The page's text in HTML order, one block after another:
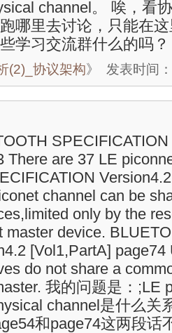
channel。 唉，看
哪里去讨论，只能在
学习交流群什么的吗？
(2)_协议架构》 发表时间
There are 37 LE
channel can be
only by the
master device.
[Vol1,PartA]
do not share a
我的问题是：;LE
channel是什么关
和page74这两段话